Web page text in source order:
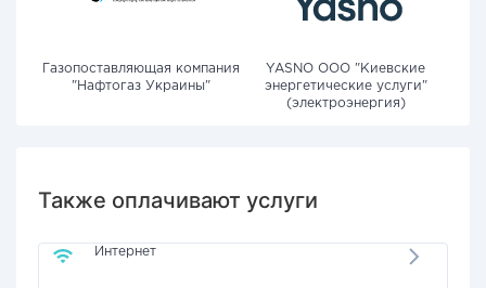
Газопоставляющая компания
"Нафтогаз Украины"
YASNO OOO "Киевские
энергетические услуги"
(электроэнергия)
Также оплачивают услуги
Интернет